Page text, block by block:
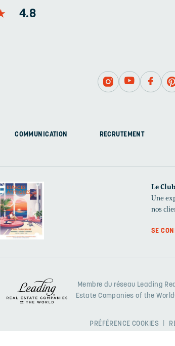
4.8
COMMUNICATION RECRUTEMENT
Le Club
Une
nos
SE
Membre du réseau Leading
Estate Companies of the
PRÉFÉRENCE COOKIES